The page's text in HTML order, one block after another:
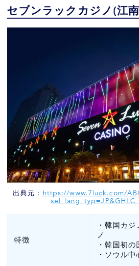
セブンラックカジノ(江
出典元： https://www.7luck.com/
特徴
・韓国カ
ノ
・韓国初
・ソウル